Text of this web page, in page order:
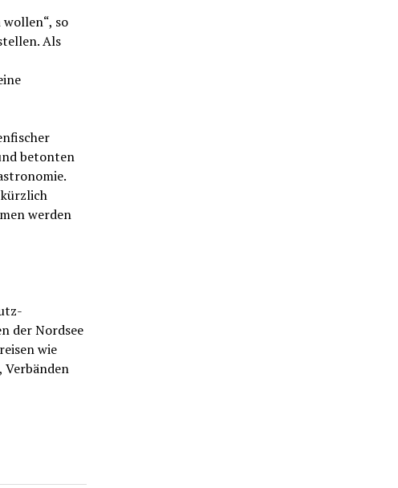
so
Als
betonten
werden
der Nordsee
wie